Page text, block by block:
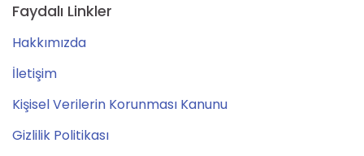
Faydalı Linkler
Hakkımızda
İletişim
Kişisel Verilerin Korunması Kanunu
Gizlilik Politikası